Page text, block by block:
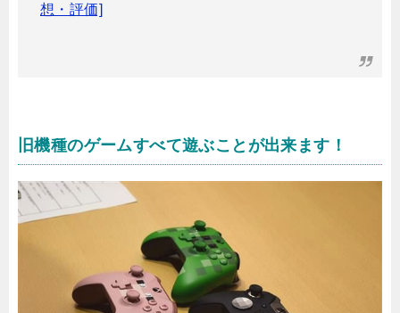
想・評価]
旧機種のゲームすべて遊ぶことが出来ます！